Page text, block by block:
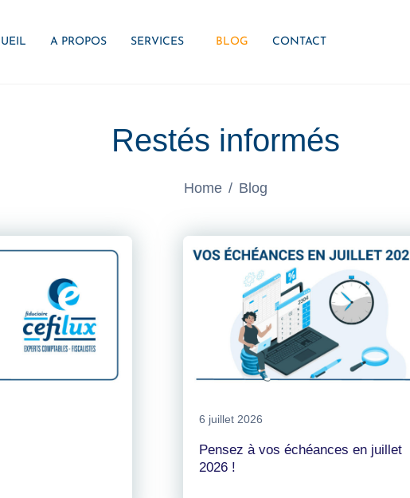
A PROPOS SERVICES BLOG CONTACT
Restés informés
Home Blog
6 juillet 2026
Pensez à vos échéances en juillet
2026 !